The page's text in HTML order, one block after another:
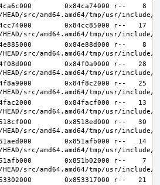
0x84ca74000 r--    8
0x84cc85000 r--   17
0x84e88d000 r--    8
0x84f0a9000 r--   28
0x84f8c2000 r--   25
0x84facf000 r--   13
0x8518ed000 r--   30
0x851afb000 r--   14
0x851b02000 r--    7
0x853317000 r--   21